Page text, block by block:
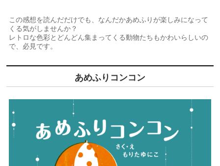
この感想を読んだだけでも、なんだかあめふりが楽しみになって
くる気がしませんか？
レトロな色彩とどんどん集まってくる動物たちもかわいらしいの
で、必見です。
あめふりコンコン